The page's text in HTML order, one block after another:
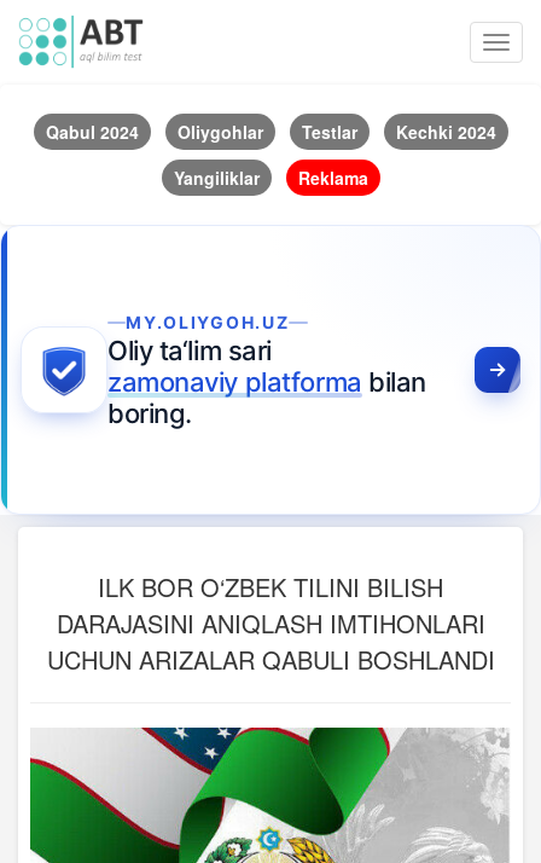
Qabul 2024 Oliygohlar Testlar
Kechki 2024
Yangiliklar
Reklama
MY.OLIYGOH.UZ
Oliy ta‘lim sari
zamonaviy platforma bilan
boring.
ILK BOR O‘ZBEK TILINI BILISH
DARAJASINI ANIQLASH IMTIHONLARI
UCHUN ARIZALAR QABULI BOSHLANDI